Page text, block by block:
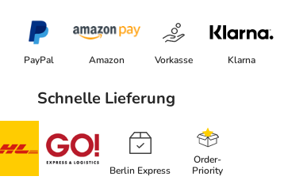
PayPal Amazon Vorkasse Klarna
Schnelle Lieferung
Berlin Express
Order-
Priority